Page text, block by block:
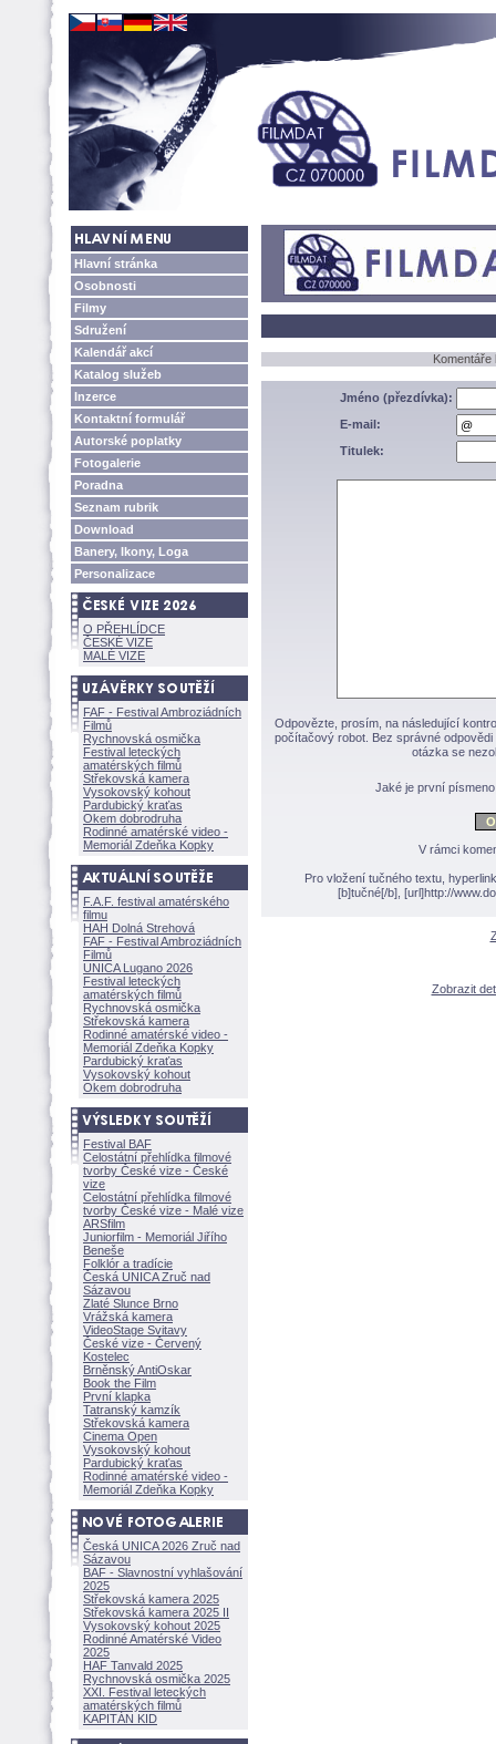
Hlavní stránka
Osobnosti
Filmy
Sdružení
Kalendář akcí
Katalog služeb
Inzerce
Kontaktní formulář
Autorské poplatky
Fotogalerie
Poradna
Seznam rubrik
Download
Banery, Ikony, Loga
Personalizace
O PŘEHLÍDCE
ČESKÉ VIZE
MALÉ VIZE
FAF - Festival Ambroziádních
Filmů
Rychnovská osmička
Festival leteckých
amatérských filmů
Střekovská kamera
Vysokovský kohout
Pardubický kraťas
Okem dobrodruha
Rodinné amatérské video -
Memoriál Zdeňka Kopky
F.A.F. festival amatérského
filmu
HAH Dolná Strehov
FAF - Festival Ambroziádních
Filmů
UNICA Lugano 2026
Festival leteckých
amatérských filmů
Rychnovská osmička
Střekovská kamera
Rodinné amatérské video -
Memoriál Zdeňka Kopky
Pardubický kraťas
Vysokovský kohout
Okem dobrodruha
Festival BAF
Celostátní přehlídka filmové
tvorby České vize - České
vize
Celostátní přehlídka filmové
tvorby České vize - Malé vize
ARSfilm
Juniorfilm - Memoriál Jiřího
Beneše
Folklór a tradície
Česká UNICA Zruč nad
Sázavou
Zlaté Slunce Brno
Vrážská kamera
VideoStage Svitavy
České vize - Červený
Kostelec
Brněnský AntiOskar
Book the Film
První klapka
Tatranský kamzík
Střekovská kamera
Cinema Open
Vysokovský kohout
Pardubický kraťas
Rodinné amatérské video -
Memoriál Zdeňka Kopky
Česká UNICA 2026 Zruč nad
Sázavou
BAF - Slavnostní vyhlašování
2025
Střekovská kamera 2025
Střekovská kamera 2025 II
Vysokovský kohout 2025
Rodinné Amatérské Video
2025
HAF Tanvald 2025
Rychnovská osmička 2025
XXI. Festival leteckých
amatérských filmů
KAPITÁN KID
Komentáře
Jméno (přezdívka):
E-mail:
Titulek:
Odpovězte, prosím, na následující
počítačový robot. Bez správné
otázka se
Jaké je první
V rámci
Pro vložení tučného textu,
[b]tučné[/b], [url]http://
Zobrazit